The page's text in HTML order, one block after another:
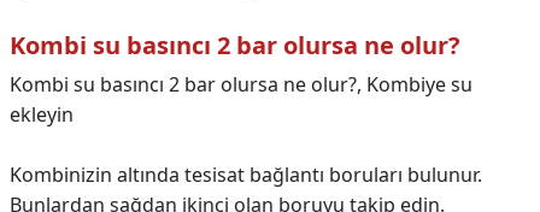
Kombi su basıncı 2 bar olursa ne olur?
Kombi su basıncı 2 bar olursa ne olur?, Kombiye su
ekleyin
Kombinizin altında tesisat bağlantı boruları bulunur.
Bunlardan sağdan ikinci olan boruyu takip edin.